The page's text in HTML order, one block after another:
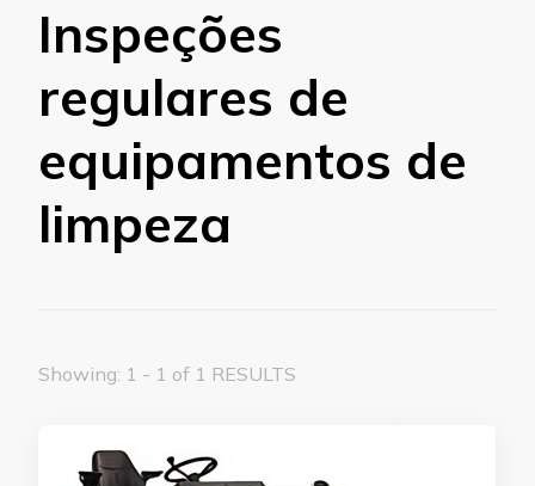
Inspeções
regulares de
equipamentos de
limpeza
Showing: 1 - 1 of 1 RESULTS